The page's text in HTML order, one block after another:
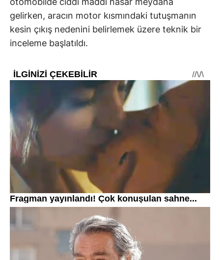
gelirken, aracın motor kısmındaki tutuşmanın
kesin çıkış nedenini belirlemek üzere teknik bir
inceleme başlatıldı.